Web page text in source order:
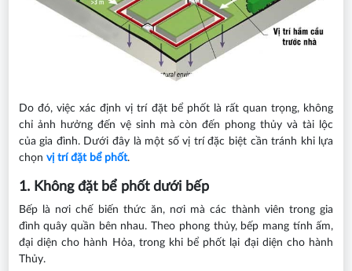
Do đó, việc xác định vị trí đặt bể phốt là rất quan trọng, không
chỉ ảnh hưởng đến vệ sinh mà còn đến phong thủy và tài lộc
của gia đình. Dưới đây là một số vị trí đặc biệt cần tránh khi lựa
chọn vị trí đặt bể phốt.
1. Không đặt bể phốt dưới bếp
Bếp là nơi chế biến thức ăn, nơi mà các thành viên trong gia
đình quây quần bên nhau. Theo phong thủy, bếp mang tính ấm,
đại diện cho hành Hỏa, trong khi bể phốt lại đại diện cho hành
Thủy.